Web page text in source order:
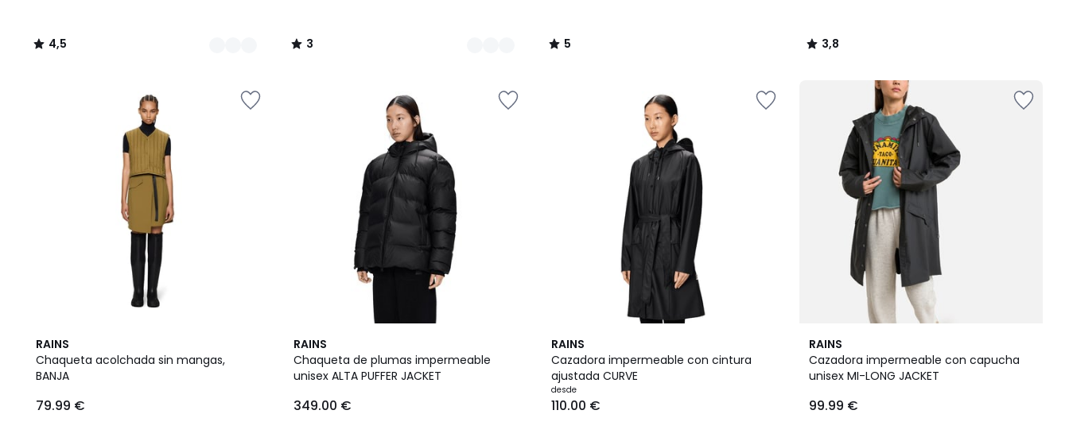
€. 4,5
/
3
/
5
/
3,8
/
RAINS
Chaqueta acolchada sin mangas,
BANJA
79.99 €
RAINS
Chaqueta de plumas impermeable
unisex ALTA PUFFER JACKET
349.00 €
RAINS
Cazadora impermeable con cintura
ajustada CURVE
desde
110.00 €
4,7
/ 5
2
Colores
RAINS
Cazadora impermeable con capucha
unisex MI-LONG JACKET
99.99 €
2
Colores